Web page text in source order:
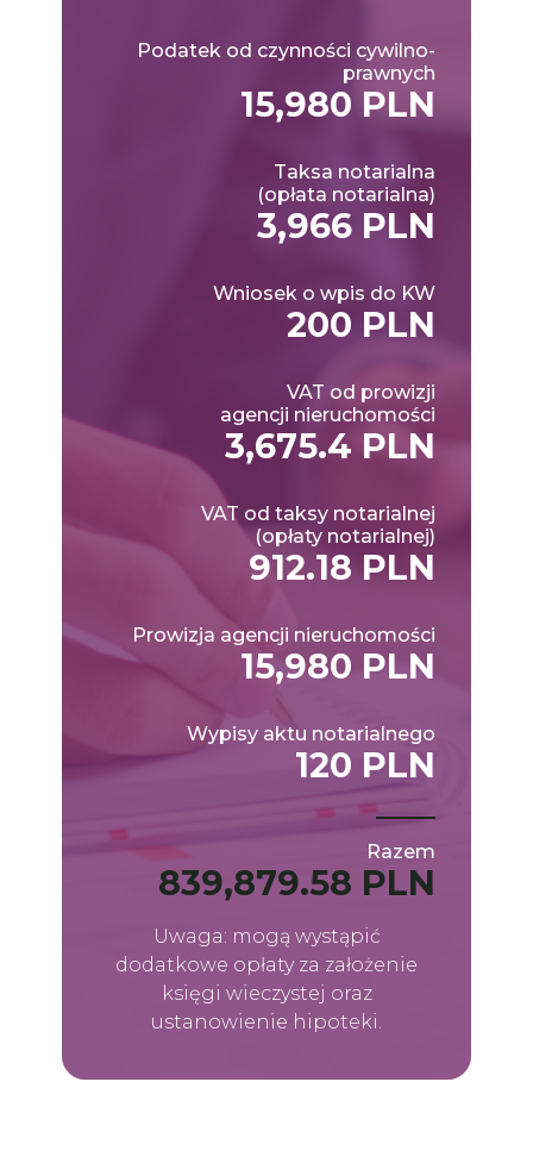
Podatek od czynności cywilno-
prawnych
15,980 PLN
Taksa notarialna
(opłata notarialna)
3,966 PLN
Wniosek o wpis do KW
200 PLN
VAT od prowizji
agencji nieruchomości
3,675.4 PLN
VAT od taksy notarialnej
(opłaty notarialnej)
912.18 PLN
Prowizja agencji nieruchomości
15,980 PLN
Wypisy aktu notarialnego
120 PLN
Razem
839,879.58 PLN
Uwaga: mogą wystąpić
dodatkowe opłaty za założenie
księgi wieczystej oraz
ustanowienie hipoteki.